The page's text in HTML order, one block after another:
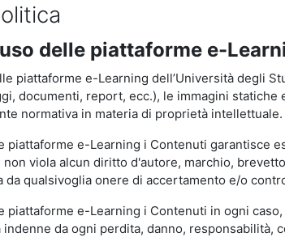
delle piattaforme e-
piattaforme e-Learning dell’Università degli
documenti, report, ecc.), le immagini
normativa in materia di proprietà intellettuale.
piattaforme e-Learning i Contenuti garantisce
viola alcun diritto d'autore, marchio,
da qualsivoglia onere di accertamento e/o
piattaforme e-Learning i Contenuti in ogni
indenne da ogni perdita, danno,